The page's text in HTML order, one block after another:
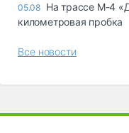
05.08 На трассе М-4
километровая пробка
Все новости